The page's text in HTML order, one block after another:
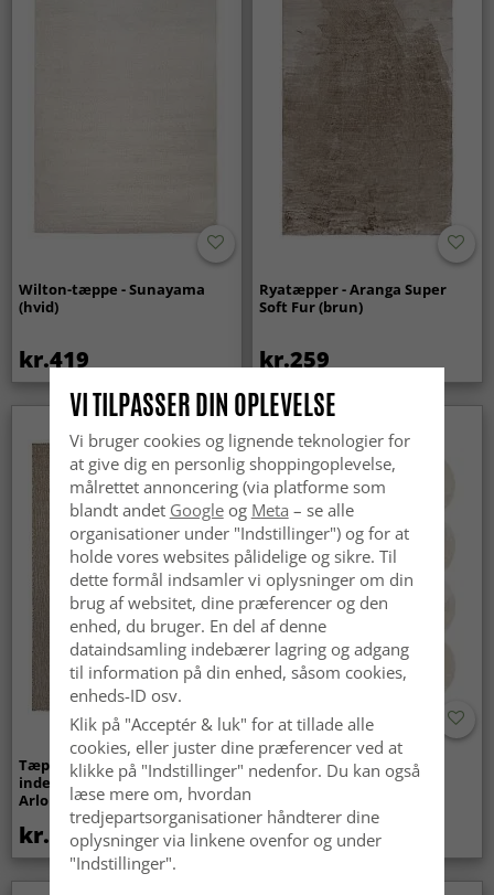
Wilton-tæppe - Sunayama
(hvid)
kr.419
Ryatæpper - Aranga Super
Soft Fur (brun)
kr.259
Tæpper til
indendørs/udendørs brug -
Arlo (beige)
kr.439
Nyhed
Bølget ryatæppe - Aranga
Super Soft Fur (beige)
kr.369
VI TILPASSER DIN OPLEVELSE
Vi bruger cookies og lignende teknologier for
at give dig en personlig shoppingoplevelse,
målrettet annoncering (via platforme som
blandt andet Googleog Meta – se alle
organisationer under "Indstillinger") og for at
holde vores websites pålidelige og sikre. Til
dette formål indsamler vi oplysninger om din
brug af websitet, dine præferencer og den
enhed, du bruger. En del af denne
dataindsamling indebærer lagring og adgang
til information på din enhed, såsom cookies,
enheds-ID osv.
Klik på "Acceptér & luk" for at tillade alle
cookies, eller juster dine præferencer ved at
klikke på "Indstillinger" nedenfor. Du kan også
læse mere om, hvordan
tredjepartsorganisationer håndterer dine
oplysninger via linkene ovenfor og under
"Indstillinger".